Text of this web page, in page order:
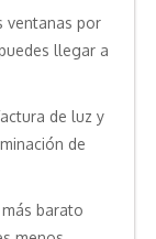
ventanas por
llegar a
de luz y
de
más barato